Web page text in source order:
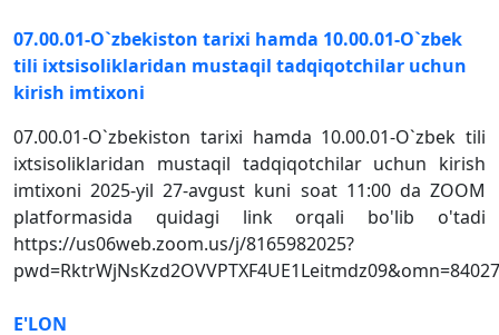
07.00.01-O`zbekiston tarixi hamda 10.00.01-O`zbek
tili ixtsisoliklaridan mustaqil tadqiqotchilar uchun
kirish imtixoni
07.00.01-O`zbekiston tarixi hamda 10.00.01-O`zbek tili
ixtsisoliklaridan mustaqil tadqiqotchilar uchun kirish
imtixoni 2025-yil 27-avgust kuni soat 11:00 da ZOOM
platformasida quidagi link orqali bo'lib o'tadi
https://us06web.zoom.us/j/8165982025?
E'LON